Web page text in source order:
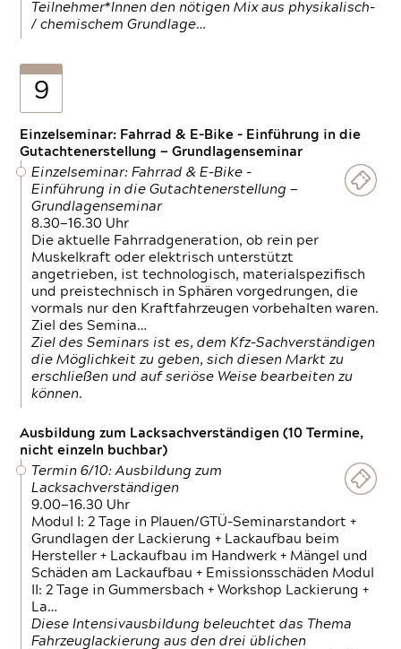
Teilnehmer*Innen den nötigen Mix aus physikalisch-
/ chemischem Grundlage…
9
Einzelseminar: Fahrrad & E-Bike - Einführung in die
Gutachtenerstellung — Grundlagenseminar
Einzelseminar: Fahrrad & E-Bike -
Einführung in die Gutachtenerstellung —
Grundlagenseminar
8.30—16.30 Uhr
Die aktuelle Fahrradgeneration, ob rein per
Muskelkraft oder elektrisch unterstützt
angetrieben, ist technologisch, materialspezifisch
und preistechnisch in Sphären vorgedrungen, die
vormals nur den Kraftfahrzeugen vorbehalten waren.
Ziel des Semina…
Ziel des Seminars ist es, dem Kfz-Sachverständigen
die Möglichkeit zu geben, sich diesen Markt zu
erschließen und auf seriöse Weise bearbeiten zu
können.
Ausbildung zum Lacksachverständigen (10 Termine,
nicht einzeln buchbar)
Termin 6/10: Ausbildung zum
Lacksachverständigen
9.00—16.30 Uhr
Modul I: 2 Tage in Plauen/GTÜ-Seminarstandort +
Grundlagen der Lackierung + Lackaufbau beim
Hersteller + Lackaufbau im Handwerk + Mängel und
Schäden am Lackaufbau + Emissionsschäden Modul
II: 2 Tage in Gummersbach + Workshop Lackierung +
La…
Diese Intensivausbildung beleuchtet das Thema
Fahrzeuglackierung aus den drei üblichen